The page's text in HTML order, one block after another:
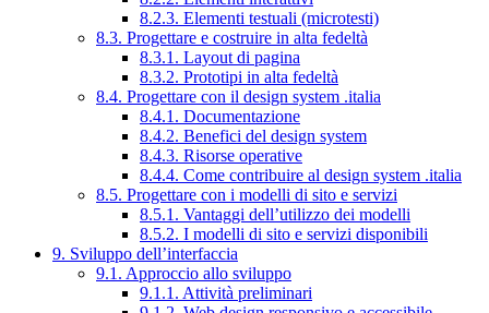
8.2.3. Elementi testuali (microtesti)
8.3. Progettare e costruire in alta fedeltà
8.3.1. Layout di pagina
8.3.2. Prototipi in alta fedeltà
8.4. Progettare con il design system .italia
8.4.1. Documentazione
8.4.2. Benefici del design system
8.4.3. Risorse operative
8.4.4. Come contribuire al design system .italia
8.5. Progettare con i modelli di sito e servizi
8.5.1. Vantaggi dell’utilizzo dei modelli
8.5.2. I modelli di sito e servizi disponibili
9. Sviluppo dell’interfaccia
9.1. Approccio allo sviluppo
9.1.1. Attività preliminari